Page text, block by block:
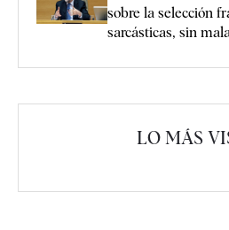
sobre la selección
sarcásticas, sin
LO MÁS